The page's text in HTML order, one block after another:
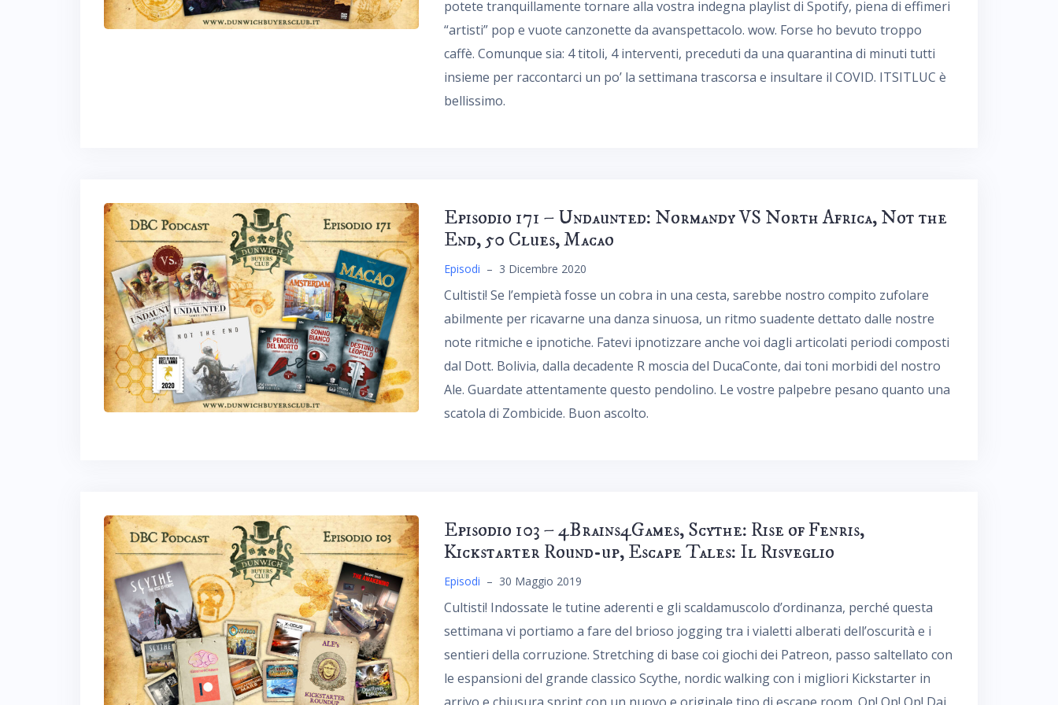
potete tranquillamente tornare alla vostra indegna playlist di Spotify, piena di effimeri
“artisti” pop e vuote canzonette da avanspettacolo. wow. Forse ho bevuto troppo
caffè. Comunque sia: 4 titoli, 4 interventi, preceduti da una quarantina di minuti tutti
insieme per raccontarci un po’ la settimana trascorsa e insultare il COVID. ITSITLUC è
bellissimo.
Episodio 171 – Undaunted: Normandy VS North Africa, Not the
End, 50 Clues, Macao
Episodi – 3 Dicembre 2020
Cultisti! Se l’empietà fosse un cobra in una cesta, sarebbe nostro compito zufolare
abilmente per ricavarne una danza sinuosa, un ritmo suadente dettato dalle nostre
note ritmiche e ipnotiche. Fatevi ipnotizzare anche voi dagli articolati periodi composti
dal Dott. Bolivia, dalla decadente R moscia del DucaConte, dai toni morbidi del nostro
Ale. Guardate attentamente questo pendolino. Le vostre palpebre pesano quanto una
scatola di Zombicide. Buon ascolto.
Episodio 103 – 4Brains4Games, Scythe: Rise of Fenris,
Kickstarter Round-up, Escape Tales: Il Risveglio
Episodi – 30 Maggio 2019
Cultisti! Indossate le tutine aderenti e gli scaldamuscolo d’ordinanza, perché questa
settimana vi portiamo a fare del brioso jogging tra i vialetti alberati dell’oscurità e i
sentieri della corruzione. Stretching di base coi giochi dei Patreon, passo saltellato con
le espansioni del grande classico Scythe, nordic walking con i migliori Kickstarter in